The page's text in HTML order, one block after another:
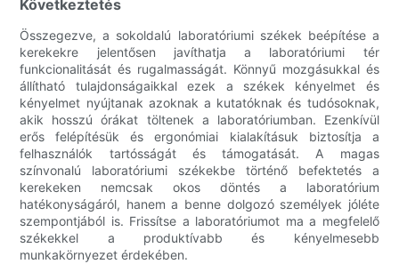
Következtetés
Összegezve, a sokoldalú laboratóriumi székek beépítése a
kerekekre jelentősen javíthatja a laboratóriumi tér
funkcionalitását és rugalmasságát. Könnyű mozgásukkal és
állítható tulajdonságaikkal ezek a székek kényelmet és
kényelmet nyújtanak azoknak a kutatóknak és tudósoknak,
akik hosszú órákat töltenek a laboratóriumban. Ezenkívül
erős felépítésük és ergonómiai kialakításuk biztosítja a
felhasználók tartósságát és támogatását. A magas
színvonalú laboratóriumi székekbe történő befektetés a
kerekeken nemcsak okos döntés a laboratórium
hatékonyságáról, hanem a benne dolgozó személyek jóléte
szempontjából is. Frissítse a laboratóriumot ma a megfelelő
székekkel a produktívabb és kényelmesebb
munkakörnyezet érdekében.